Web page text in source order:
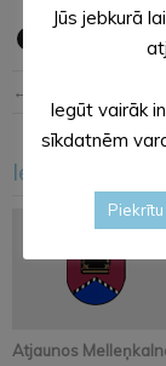
← Iepriekšējā ziņa
Iesakām arī šo
Atjaunos
Jūs jebkurā
Iegūt vairāk
sīkdatnēm
Piekrītu